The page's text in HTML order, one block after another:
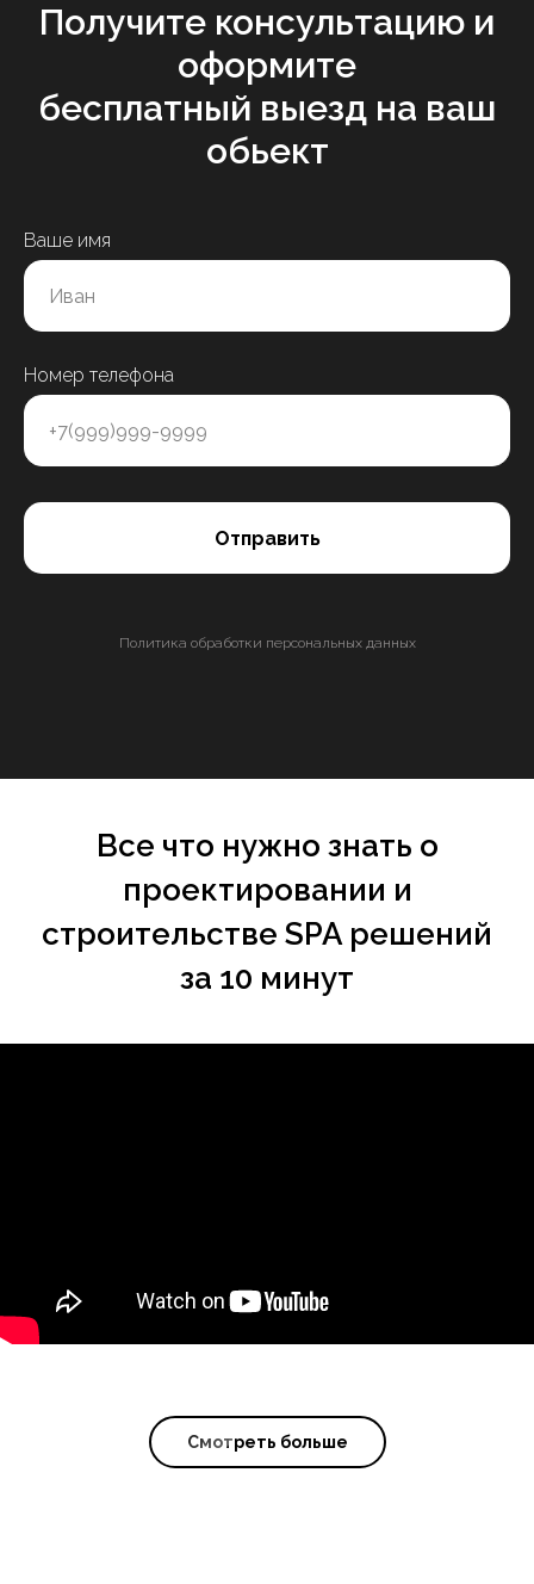
Получите консультацию и
оформите
бесплатный выезд на ваш
обьект
Ваше имя
Номер телефона
Отправить
Политика обработки персональных данных
Все что нужно знать о
проектировании и
строительстве SPA решений
за 10 минут
Смотреть больше